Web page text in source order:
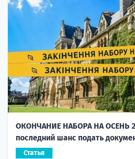
ОКОНЧАНИЕ НАБОРА НА ОСЕНЬ
последний шанс подать
Статья